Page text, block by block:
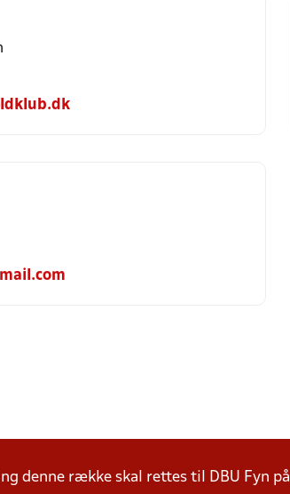
denne række skal rettes til DBU Fyn på